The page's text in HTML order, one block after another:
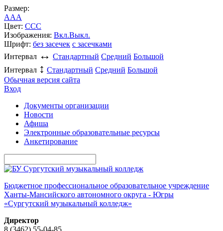
Размер:
AAA
Цвет: CCC
Изображения: Вкл.Выкл.
Шрифт: без засечек с засечками
Интервал ↔ Стандартный Средний Большой
Интервал ↕ Стандартный Средний Большой
Обычная версия сайта
Вход
Документы организации
Новости
Афиша
Электронные образовательные ресурсы
Анкетирование
Бюджетное профессиональное образовательное учреждение
Ханты-Мансийского автономного округа - Югры
«Сургутский музыкальный колледж»
Директор
8 (3462) 55-04-85